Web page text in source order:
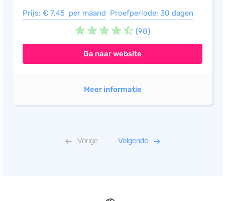
Prijs: € 7,45 per maand Proefperiode: 30 dagen
(98)
Ga naar website
Meer informatie
Vorige Volgende